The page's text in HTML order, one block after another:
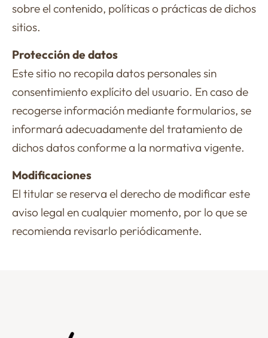
sobre el contenido, políticas o prácticas de dichos
sitios.
Protección de datos
Este sitio no recopila datos personales sin
consentimiento explícito del usuario. En caso de
recogerse información mediante formularios, se
informará adecuadamente del tratamiento de
dichos datos conforme a la normativa vigente.
Modificaciones
El titular se reserva el derecho de modificar este
aviso legal en cualquier momento, por lo que se
recomienda revisarlo periódicamente.